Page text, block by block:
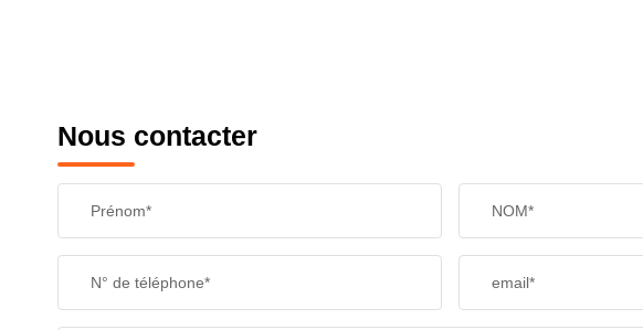
Nous contacter
Prénom* NOM*
N° de téléphone* email*